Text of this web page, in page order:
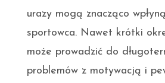
urazy mogą znacząco
sportowca. Nawet krótki
może prowadzić do
problemów z motywacją i